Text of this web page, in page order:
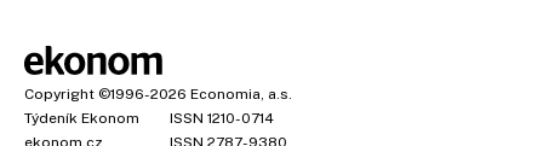
Copyright ©1996-2026 Economia, a.s.
Týdeník Ekonom
ISSN 1210-0714
ekonom.cz
ISSN 2787-9380